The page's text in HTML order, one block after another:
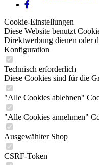
Cookie-Einstellungen
Diese Website benutzt
Direktwerbung dienen oder
Konfiguration
Technisch erforderlich
Diese Cookies sind für die
"Alle Cookies ablehnen"
"Alle Cookies annehmen"
Ausgewählter Shop
CSRF-Token